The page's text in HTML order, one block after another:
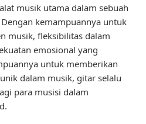
musik utama dalam sebuah
kemampuannya untuk
musik, fleksibilitas dalam
emosional yang
untuk memberikan
dalam musik, gitar selalu
para musisi dalam